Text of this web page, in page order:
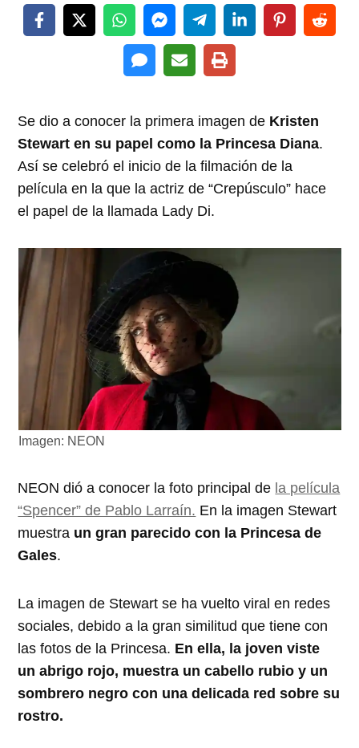
Se dio a conocer la primera imagen de Kristen
Stewart en su papel como la Princesa Diana.
Así se celebró el inicio de la filmación de la
película en la que la actriz de “Crepúsculo” hace
el papel de la llamada Lady Di.
Imagen: NEON
NEON dió a conocer la foto principal de la película
“Spencer” de Pablo Larraín. En la imagen Stewart
muestra un gran parecido con la Princesa de
Gales.
La imagen de Stewart se ha vuelto viral en redes
sociales, debido a la gran similitud que tiene con
las fotos de la Princesa. En ella, la joven viste
un abrigo rojo, muestra un cabello rubio y un
sombrero negro con una delicada red sobre su
rostro.